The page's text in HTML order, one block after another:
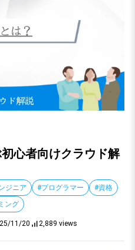
心者向けクラウド解
ジニア #プログラマー
#資格
ング
11/20 2,889 views